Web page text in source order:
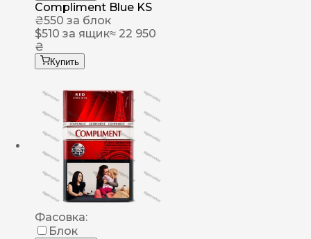
Compliment Blue KS
₴550 за блок
$510 за ящик≈ 22 950
₴
Купить
Фасовка:
Блок